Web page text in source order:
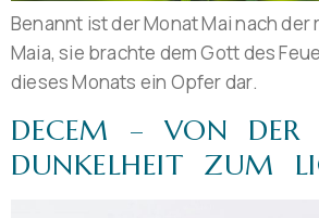
Benannt ist der Monat Mai nach
Maia, sie brachte dem Gott des
dieses Monats ein Opfer dar.
DECEM – VON DER
DUNKELHEIT ZUM